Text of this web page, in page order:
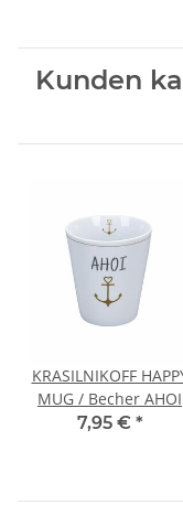
Kunden
KRASILNIKOFF
MUG / Becher AHOI
7,95 € *